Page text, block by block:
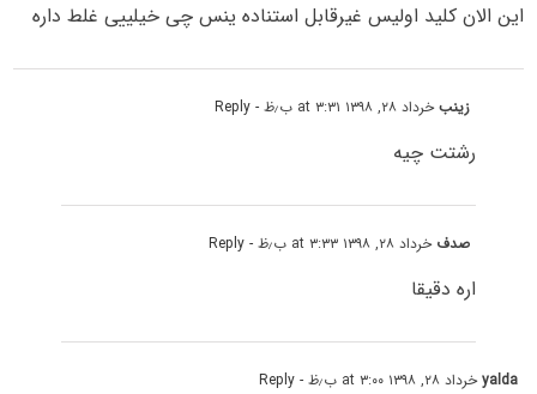
این الان کلید اولیس غیرقابل استناده ینس چی خیلییی غلط داره
زینبخرداد ۲۸, ۱۳۹۸ at ۳:۳۱ ب٫ظ - Reply
رشتت چیه
صدف خرداد ۲۸, ۱۳۹۸ at ۳:۳۳ ب٫ظ - Reply
اره دقیقا
yaldaخرداد ۲۸, ۱۳۹۸ at ۳:۰۰ ب٫ظ - Reply